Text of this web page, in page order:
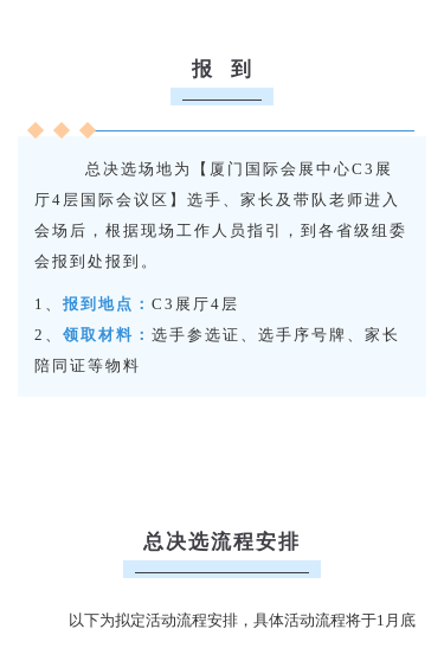
报 到
总决选场地为【厦门国际会展中心C3展
厅4层国际会议区】选手、家长及带队老师进入
会场后，根据现场工作人员指引，到各省级组委
会报到处报到。
1、 报到地点： C3展厅4层
2、 领取材料： 选手参选证、选手序号牌、家长
陪同证等物料
总决选流程安排
以下为拟定活动流程安排，具体活动流程将于1月底